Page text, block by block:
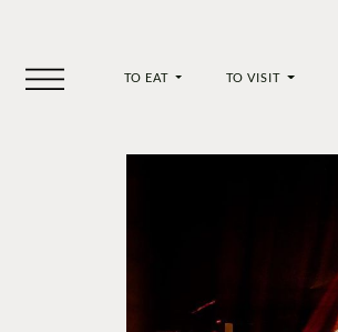
TO EAT TO VISIT